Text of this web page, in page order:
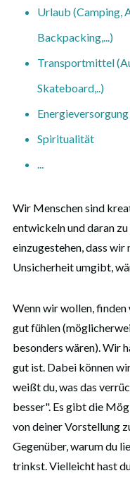
Urlaub (Camping,
Backpacking,...)
Transportmittel
Skateboard,..)
Spiritualität
...
Wir Menschen sind
entwickeln und daran
einzugestehen, dass wir
Unsicherheit umgibt,
Wenn wir wollen, finden
gut fühlen
besonders wären). Wir
gut ist. Dabei können
weißt du, was das
besser". Es gibt die
von deiner Vorstellung
Gegenüber, warum du
trinkst. Vielleicht hast